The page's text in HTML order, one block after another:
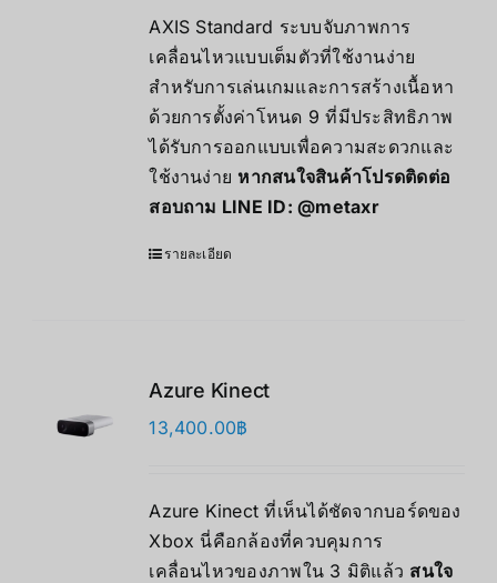
AXIS Standard ระบบจับภาพการ
เคลื่อนไหวแบบเต็มตัวที่ใช้งานง่าย
สำหรับการเล่นเกมและการสร้างเนื้อหา
ด้วยการตั้งค่าโหนด 9 ที่มีประสิทธิภาพ
ได้รับการออกแบบเพื่อความสะดวกและ
ใช้งานง่าย หากสนใจสินค้าโปรดติดต่อ
สอบถาม LINE ID:@metaxr
รายละเอียด
Azure Kinect
13,400.00฿
Azure Kinect ที่เห็นได้ชัดจากบอร์ดของ
Xbox นี่คือกล้องที่ควบคุมการ
เคลื่อนไหวของภาพใน 3 มิติแล้ว สนใจ